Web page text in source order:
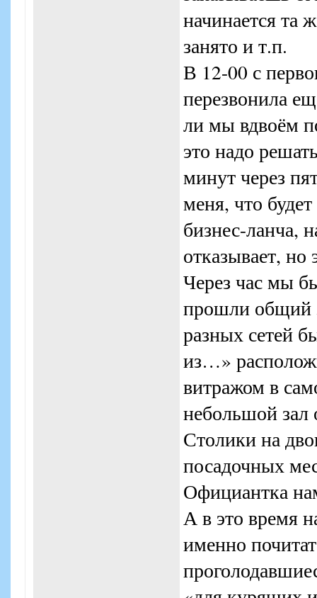
начинается та
занято и т.п.
В 12-00 с
перезвонила
ли мы вдвоём
это надо
минут через
меня, что
бизнес-ланча,
отказывает,
Через час мы
прошли общий
разных сетей
из…»
витражом в
небольшой зал
Столики на
посадочных
Официантка
А в это время
именно